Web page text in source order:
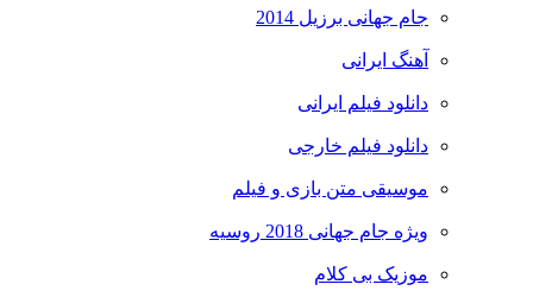
جام جهانی برزیل 2014
آهنگ ایرانی
دانلود فیلم ایرانی
دانلود فیلم خارجی
موسیقی متن بازی و فیلم
ویژه جام جهانی 2018 روسیه
موزیک بی کلام